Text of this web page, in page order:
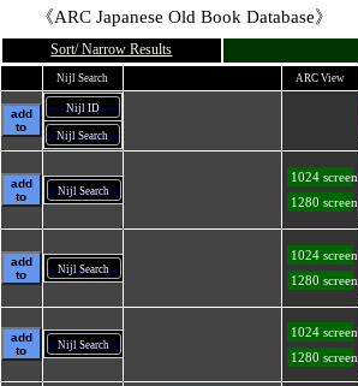
《ARC Japanese Old Book Database》
Sort/ Narrow Results
Nijl Search ARC View
add
to
Nijl ID
Nijl Search
add
to
Nijl Search
1024 screen
1280 screen
add
to
Nijl Search
1024 screen
1280 screen
add
to
Nijl Search
1024 screen
1280 screen